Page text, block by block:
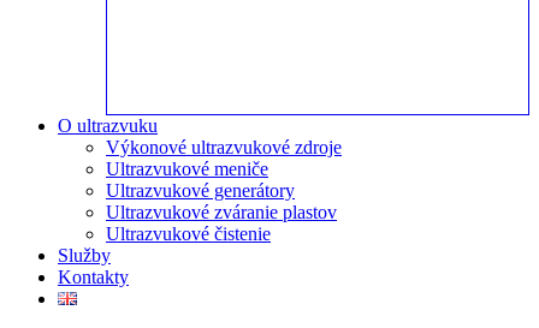
O ultrazvuku
Výkonové ultrazvukové zdroje
Ultrazvukové meniče
Ultrazvukové generátory
Ultrazvukové zváranie plastov
Ultrazvukové čistenie
Služby
Kontakty